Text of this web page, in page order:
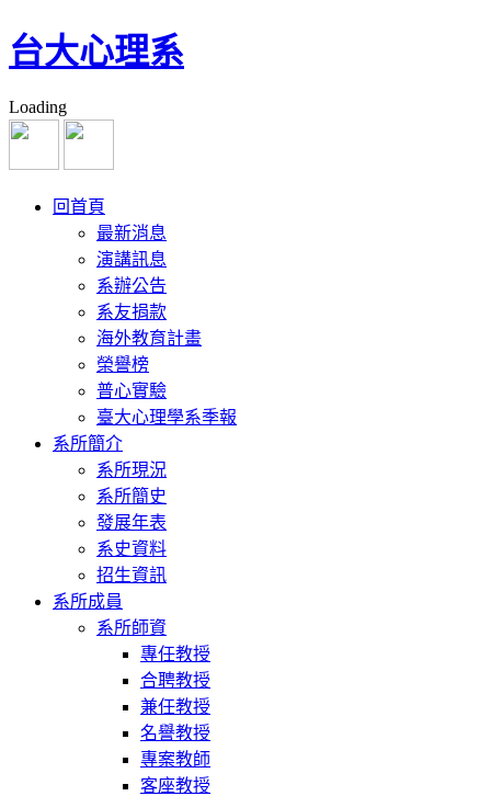
台大心理系
Loading
回首頁
最新消息
演講訊息
系辦公告
系友捐款
海外教育計畫
榮譽榜
普心實驗
臺大心理學系季報
系所簡介
系所現況
系所簡史
發展年表
系史資料
招生資訊
系所成員
系所師資
專任教授
合聘教授
兼任教授
名譽教授
專案教師
客座教授